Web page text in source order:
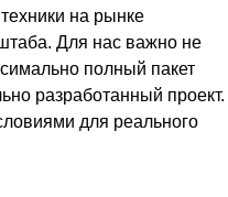
на рынке
Для нас важно не
полный пакет
разработанный проект.
для реального